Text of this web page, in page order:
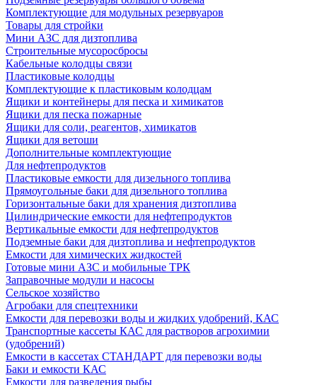
Комплектующие для модульных резервуаров
Товары для стройки
Мини АЗС для дизтоплива
Строительные мусоросбросы
Кабельные колодцы связи
Пластиковые колодцы
Комплектующие к пластиковым колодцам
Ящики и контейнеры для песка и химикатов
Ящики для песка пожарные
Ящики для соли, реагентов, химикатов
Ящики для ветоши
Дополнительные комплектующие
Для нефтепродуктов
Пластиковые емкости для дизельного топлива
Прямоугольные баки для дизельного топлива
Горизонтальные баки для хранения дизтоплива
Цилиндрические емкости для нефтепродуктов
Вертикальные емкости для нефтепродуктов
Подземные баки для дизтоплива и нефтепродуктов
Емкости для химических жидкостей
Готовые мини АЗС и мобильные ТРК
Заправочные модули и насосы
Сельское хозяйство
Агробаки для спецтехники
Емкости для перевозки воды и жидких удобрений, КАС
Транспортные кассеты КАС для растворов агрохимии
(удобрений)
Емкости в кассетах СТАНДАРТ для перевозки воды
Баки и емкости КАС
Емкости для разведения рыбы